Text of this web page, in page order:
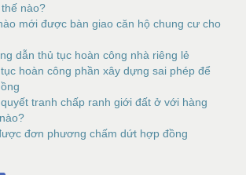
nào?
mới được bàn giao căn hộ chung cư cho
dẫn thủ tục hoàn công nhà riêng lẻ
hoàn công phần xây dựng sai phép để
tranh chấp ranh giới đất ở với hàng
đơn phương chấm dứt hợp đồng